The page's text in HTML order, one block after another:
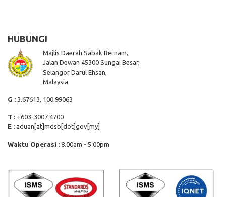
HUBUNGI
Majlis Daerah Sabak Bernam,
Jalan Dewan 45300 Sungai Besar,
Selangor Darul Ehsan,
Malaysia
G : 3.67613, 100.99063
T : +603-3007 4700
E : aduan[at]mdsb[dot]gov[my]
Waktu Operasi : 8.00am - 5.00pm